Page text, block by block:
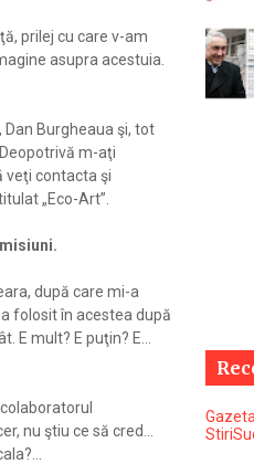
prilej cu care v-am
asupra acestuia.
Burgheaua şi, tot
m-aţi
veţi contacta şi
„Eco-Art”.
după care mi-a
folosit în acestea după
mult? E puţin? E...
nu ştiu ce să cred...